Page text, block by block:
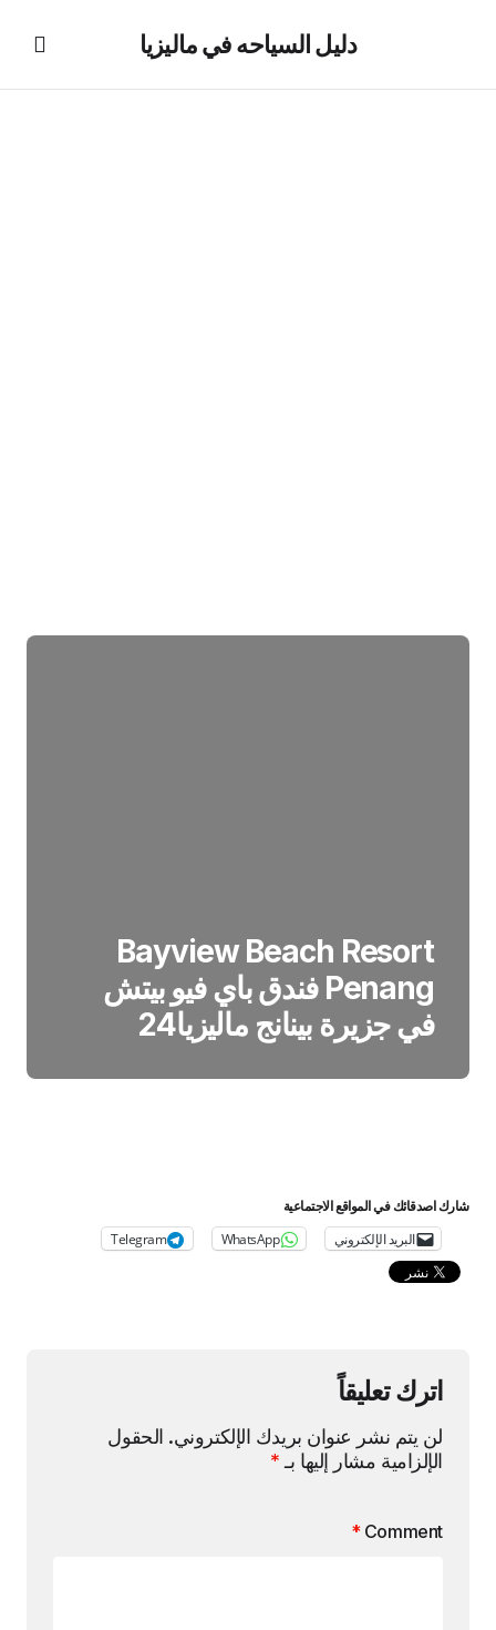
دليل السياحه في ماليزيا
Bayview Beach Resort
Penang فندق باي فيو بيتش
في جزيرة بينانج ماليزيا24
شارك اصدقائك في المواقع الاجتماعية
البريد الإلكتروني WhatsApp
Telegram
اترك تعليقاً
لن يتم نشر عنوان بريدك الإلكتروني. الحقول
الإلزامية مشار إليها بـ *
Comment
*